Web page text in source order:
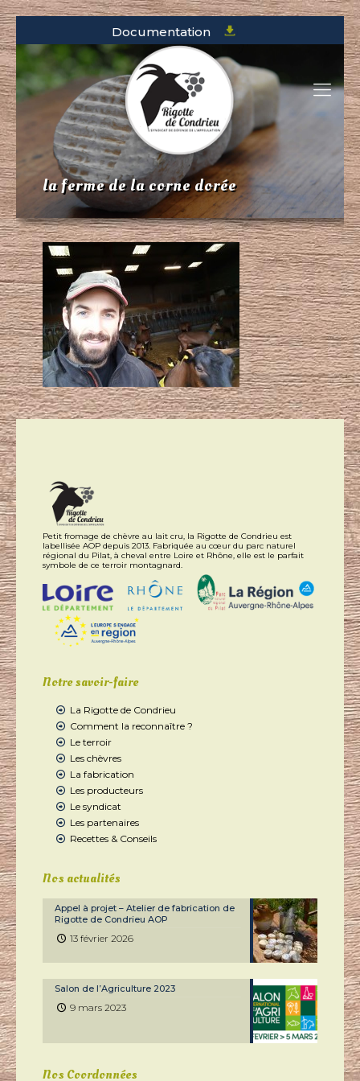
Documentation
la ferme de la corne dorée
Petit fromage de chèvre au lait cru, la Rigotte de Condrieu est
labellisée AOP depuis 2013. Fabriquée au cœur du parc naturel
régional du Pilat, à cheval entre Loire et Rhône, elle est le parfait
symbole de ce terroir montagnard.
Notre savoir-faire
La Rigotte de Condrieu
Comment la reconnaître ?
Le terroir
Les chèvres
La fabrication
Les producteurs
Le syndicat
Les partenaires
Recettes & Conseils
Nos actualités
Appel à projet – Atelier de fabrication de
Rigotte de Condrieu AOP
13 février 2026
Salon de l’Agriculture 2023
9 mars 2023
Nos Coordonnées